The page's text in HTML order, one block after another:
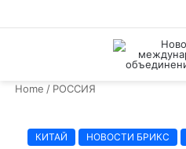
Home / РОССИЯ
КИТАЙ НОВОСТИ БРИКС